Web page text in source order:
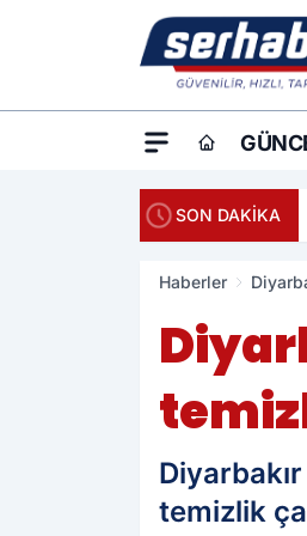
SON DAKİKA
Haberler
temizlik